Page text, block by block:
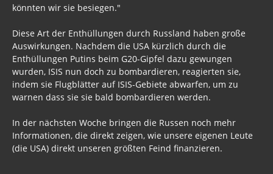
könnten wir sie besiegen."
Diese Art der Enthüllungen durch Russland haben große
Auswirkungen. Nachdem die USA kürzlich durch die
Enthüllungen Putins beim G20-Gipfel dazu gewungen
wurden, ISIS nun doch zu bombardieren, reagierten sie,
indem sie Flugblätter auf ISIS-Gebiete abwarfen, um zu
warnen dass sie sie bald bombardieren werden.
In der nächsten Woche bringen die Russen noch mehr
Informationen, die direkt zeigen, wie unsere eigenen Leute
(die USA) direkt unseren größten Feind finanzieren.